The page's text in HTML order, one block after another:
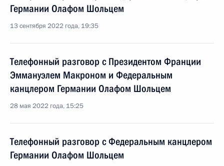
Германии Олафом Шольцем
13 сентября 2022 года, 19:35
Телефонный разговор с Президентом Франции
Эммануэлем Макроном и Федеральным
канцлером Германии Олафом Шольцем
28 мая 2022 года, 15:25
Телефонный разговор с Федеральным канцлером
Германии Олафом Шольцем